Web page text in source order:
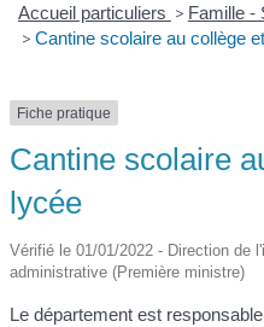
Accueil particuliers > Famille -
> Cantine scolaire au collège
Fiche pratique
Cantine scolaire
lycée
Vérifié le 01/01/2022 - Direction de
administrative (Première ministre)
Le département est